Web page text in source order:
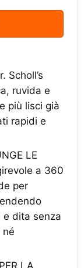
Scholl’s
ruvida e
più lisci già
rapidi e
LE
a 360
per
e dita senza
né
LA